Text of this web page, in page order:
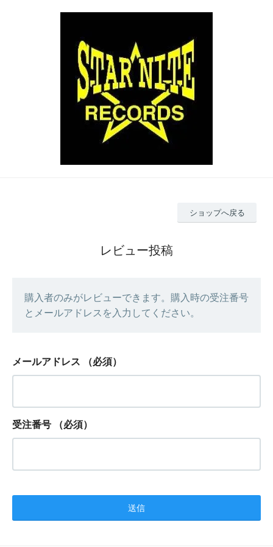
ショップへ戻る
レビュー投稿
購入者のみがレビューできます。購入時の受注番号
とメールアドレスを入力してください。
メールアドレス （必須）
受注番号 （必須）